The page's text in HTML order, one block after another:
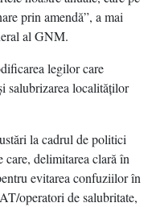
prin amendă”, a mai
al GNM.
legilor care
salubrizarea localităţilor
la cadrul de politici
delimitarea clară în
evitarea confuziilor în
operatori de salubritate,